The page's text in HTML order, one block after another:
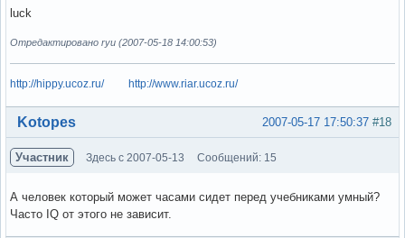
luck
Отредактировано ryu (2007-05-18 14:00:53)
http://hippy.ucoz.ru/ http://www.riar.ucoz.ru/
Вне форума #18
2007-05-17 17:50:37
Kotopes
Участник Здесь с 2007-05-13 Сообщений: 15
А человек который может часами сидет перед учебниками умный?
Часто IQ от этого не зависит.